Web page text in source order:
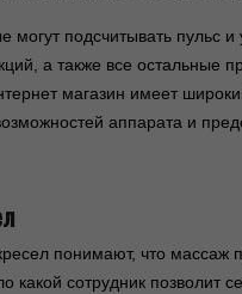
могут подсчитывать пульс
а также все остальные
магазин имеет
аппарата и
понимают, что массаж
какой сотрудник позволит